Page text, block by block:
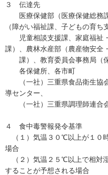
３ 伝達先
医療保健部（医療保健総務
（障がい福祉課、子どもの育ち
児童相談支援課、家庭福祉
課）、農林水産部（農産物安全
課）、教育委員会事務局（保
各保健所、各市町
（一社）三重県食品衛生協
導センター、
（一社）三重県調理師連合
４ 食中毒警報発令基準
（１）気温３０℃以上が１０
場合
（２）気温２５℃以上で相対
することが予想される場合